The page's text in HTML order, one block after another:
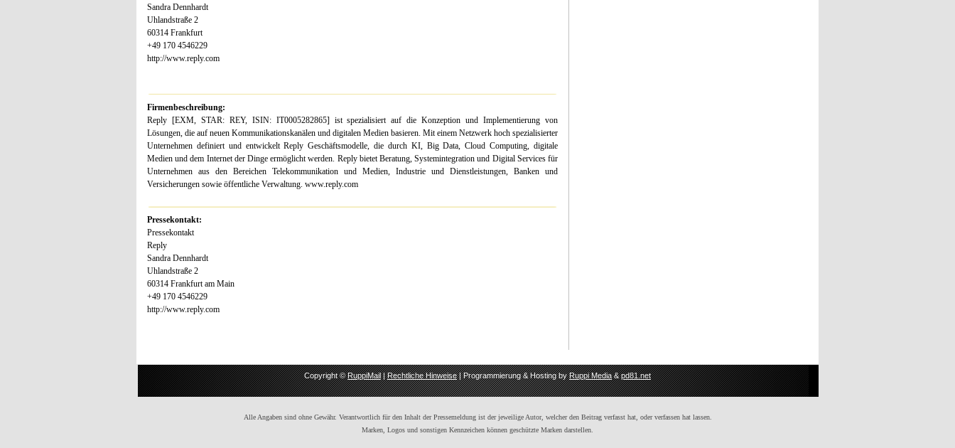
Sandra Dennhardt
Uhlandstraße 2
60314 Frankfurt
+49 170 4546229
http://www.reply.com
Firmenbeschreibung:
Reply [EXM, STAR: REY, ISIN: IT0005282865] ist spezialisiert auf die Konzeption und Implementierung von
Lösungen, die auf neuen Kommunikationskanälen und digitalen Medien basieren. Mit einem Netzwerk hoch spezialisierter
Unternehmen definiert und entwickelt Reply Geschäftsmodelle, die durch KI, Big Data, Cloud Computing, digitale
Medien und dem Internet der Dinge ermöglicht werden. Reply bietet Beratung, Systemintegration und Digital Services für
Unternehmen aus den Bereichen Telekommunikation und Medien, Industrie und Dienstleistungen, Banken und
Versicherungen sowie öffentliche Verwaltung. www.reply.com
Pressekontakt:
Pressekontakt
Reply
Sandra Dennhardt
Uhlandstraße 2
60314 Frankfurt am Main
+49 170 4546229
http://www.reply.com
Copyright ©RuppiMail|Rechtliche Hinweise| Programmierung & Hosting byRuppi Media&pd81.net
Alle Angaben sind ohne Gewähr. Verantwortlich für den Inhalt der Pressemeldung ist der jeweilige Autor, welcher den Beitrag verfasst hat, oder verfassen hat lassen.
Marken, Logos und sonstigen Kennzeichen können geschützte Marken darstellen.